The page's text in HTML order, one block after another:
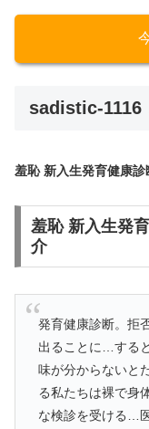
sadistic-1116
羞恥 新入生発育健康診
羞恥 新入生発
介
発育健康診断。拒
出ることに…する
味が分からないと
る私たちは裸で身
な検診を受ける…